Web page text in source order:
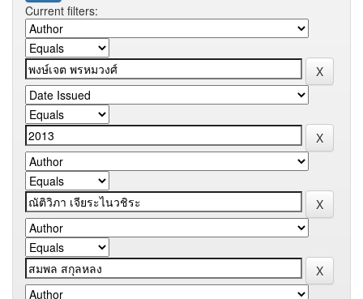
Current filters: